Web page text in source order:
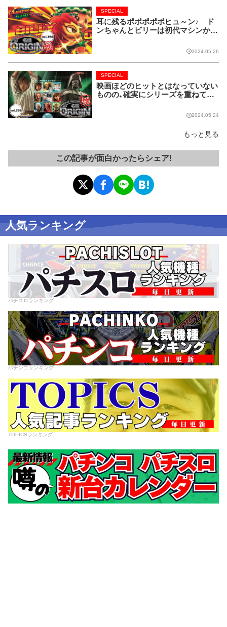
耳に残るポポポポポヒュ～ン♪ ド
ンちゃんとビリーは初代マシンから
SPECIAL
2024.05.26
映画ほどのヒットとはなっていない
ものの、確実にシリーズを重ねてい
SPECIAL
2024.05.24
もっと見る
この記事が面白かったらシェア!
人気ランキング
パチスロランキング
パチンコランキング
TOPICSランキング